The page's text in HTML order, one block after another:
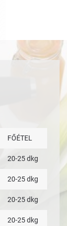
FŐÉTEL
20-25 dkg
20-25 dkg
20-25 dkg
20-25 dkg